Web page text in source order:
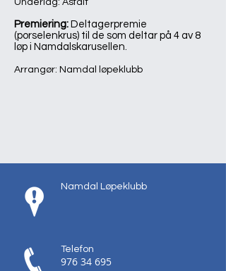
Underlag: Asfalt
Premiering: Deltagerpremie
(porselenkrus) til de som deltar på 4 av 8
løp i Namdalskarusellen.
Arrangør: Namdal løpeklubb
Namdal Løpeklubb
Telefon
976 34 695